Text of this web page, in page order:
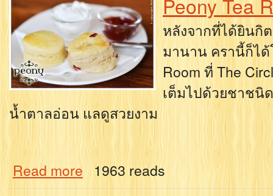
Peony Tea
หลังจากที่ได้ยินกิ
มานาน ครานี้ก็ได้
Room ที่ The
เต็มไปด้วยชาชนิ
น้ำตาลอ่อน แลดูสวยงาม
Read more 1963 reads